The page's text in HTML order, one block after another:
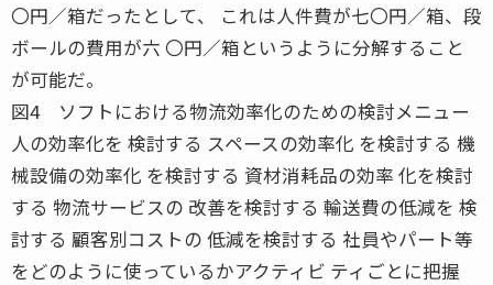
〇円／箱だったとして、 これは人件費が七〇円／箱、段
ボールの費用が六 〇円／箱というように分解すること
が可能だ。
図4 ソフトにおける物流効率化のための検討メニュー
人の効率化を 検討する スペースの効率化 を検討する 機
械設備の効率化 を検討する 資材消耗品の効率 化を検討
する 物流サービスの 改善を検討する 輸送費の低減を 検
討する 顧客別コストの 低減を検討する 社員やパート等
をどのように使っているかアクティビ ティごとに把握